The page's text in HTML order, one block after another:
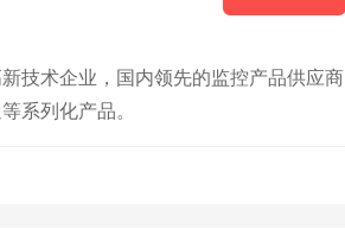
技术企业，国内领先的监控产品供应商
系列化产品。